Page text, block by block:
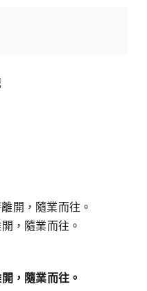
，隨業而往。
，隨業而往。